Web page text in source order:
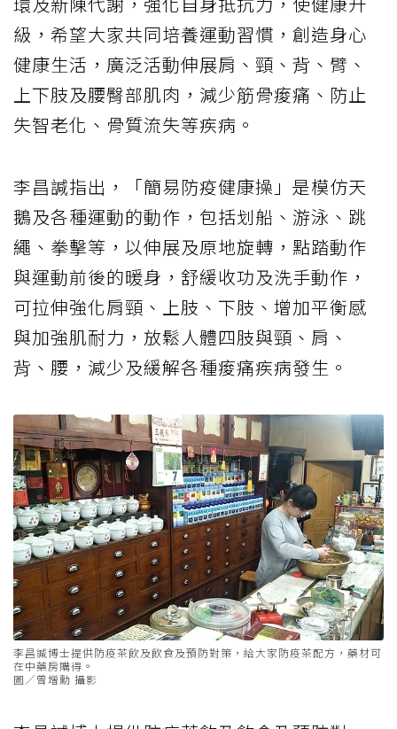
級，希望大家共同培養運動習慣，創造身心
健康生活，廣泛活動伸展肩、頸、背、臂、
上下肢及腰臀部肌肉，減少筋骨痠痛、防止
失智老化、骨質流失等疾病。
李昌諴指出，「簡易防疫健康操」是模仿天
鵝及各種運動的動作，包括划船、游泳、跳
繩、拳擊等，以伸展及原地旋轉，點踏動作
與運動前後的暖身，舒緩收功及洗手動作，
可拉伸強化肩頸、上肢、下肢、增加平衡感
與加強肌耐力，放鬆人體四肢與頸、肩、
背、腰，減少及緩解各種痠痛疾病發生。
李昌諴博士提供防疫茶飲及飲食及預防對策，給大家防疫茶配方，藥材可
在中藥房購得。
圖／曾增勳 攝影